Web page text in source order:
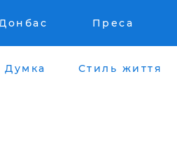
Преса
Думка Стиль життя